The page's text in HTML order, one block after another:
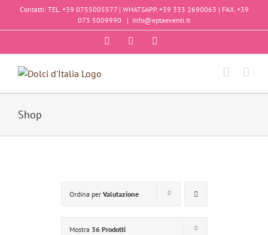
SaltaContatti: TEL. +39 0755005577 | WHATSAPP. +39 333 2690063 | FAX. +39
075 5009990
| info@eptaeventi.it
FacebookInstagram
Shop
Ordina per Valutazione
Mostra 36 Prodotti